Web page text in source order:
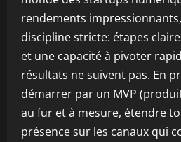
rendements
discipline stricte: étapes
et une capacité à pivoter
résultats ne suivent pas. En
démarrer par un MVP
au fur et à mesure, étendre
présence sur les canaux qui